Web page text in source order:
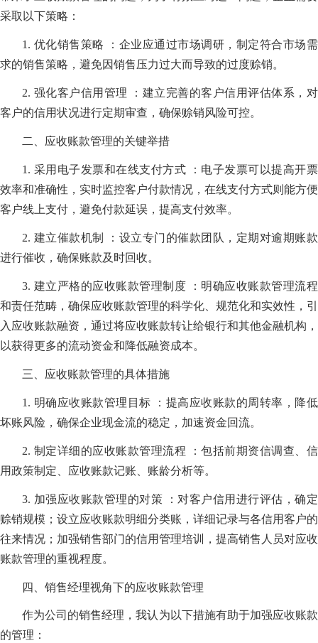
采取以下策略：
1. 优化销售策略 ：企业应通过市场调研，制定符合市场需
求的销售策略，避免因销售压力过大而导致的过度赊销。
2. 强化客户信用管理 ：建立完善的客户信用评估体系，对
客户的信用状况进行定期审查，确保赊销风险可控。
二、应收账款管理的关键举措
1. 采用电子发票和在线支付方式 ：电子发票可以提高开票
效率和准确性，实时监控客户付款情况，在线支付方式则能方便
客户线上支付，避免付款延误，提高支付效率。
2. 建立催款机制 ：设立专门的催款团队，定期对逾期账款
进行催收，确保账款及时回收。
3. 建立严格的应收账款管理制度 ：明确应收账款管理流程
和责任范畴，确保应收账款管理的科学化、规范化和实效性，引
入应收账款融资，通过将应收账款转让给银行和其他金融机构，
以获得更多的流动资金和降低融资成本。
三、应收账款管理的具体措施
1. 明确应收账款管理目标 ：提高应收账款的周转率，降低
坏账风险，确保企业现金流的稳定，加速资金回流。
2. 制定详细的应收账款管理流程 ：包括前期资信调查、信
用政策制定、应收账款记账、账龄分析等。
3. 加强应收账款管理的对策 ：对客户信用进行评估，确定
赊销规模；设立应收账款明细分类账，详细记录与各信用客户的
往来情况；加强销售部门的信用管理培训，提高销售人员对应收
账款管理的重视程度。
四、销售经理视角下的应收账款管理
作为公司的销售经理，我认为以下措施有助于加强应收账款
的管理：